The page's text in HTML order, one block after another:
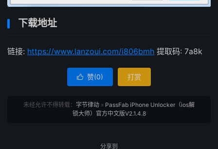
下载地址
链接: https://www.lanzoui.com/i806bmh 提取码: 7a8k
 赞(0) 打赏
未经允许不得转载： 字节律动 » PassFab iPhone Unlocker（ios解
锁大师）官方中文版V2.1.4.8
分享到